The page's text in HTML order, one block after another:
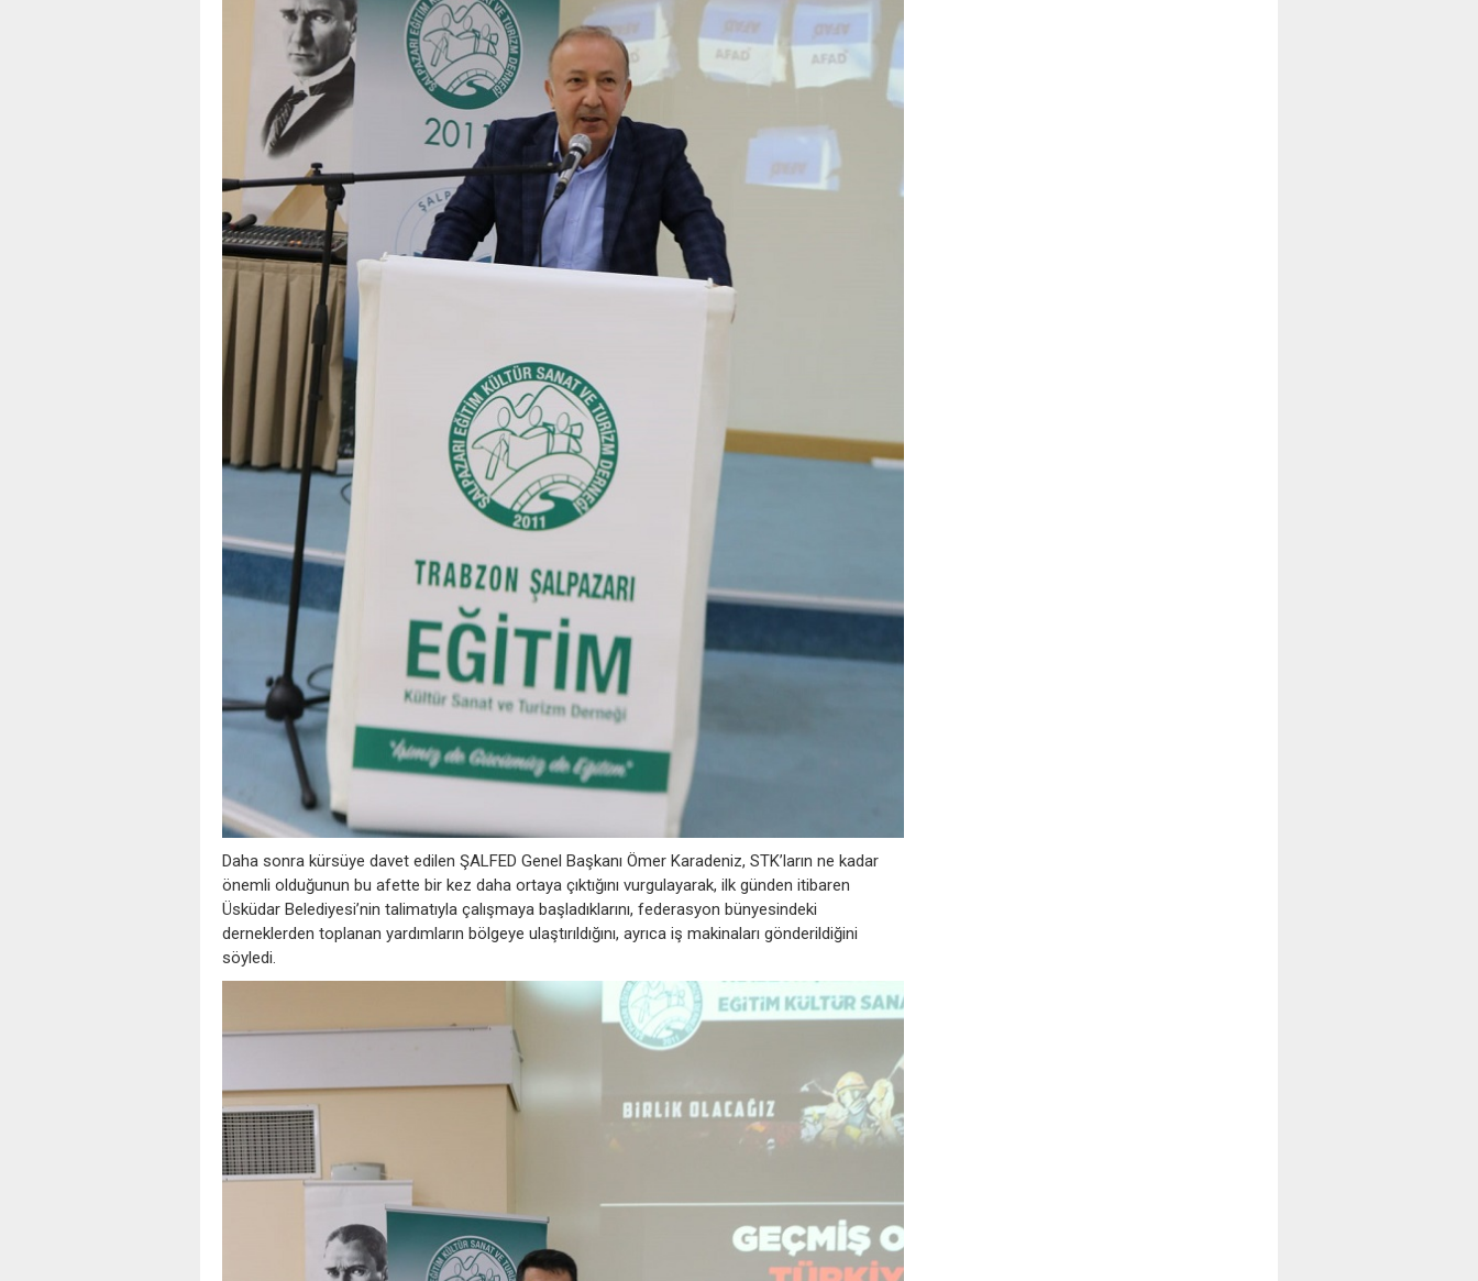
Daha sonra kürsüye davet edilen ŞALFED Genel Başkanı Ömer Karadeniz, STK’ların ne kadar
önemli olduğunun bu afette bir kez daha ortaya çıktığını vurgulayarak, ilk günden itibaren
Üsküdar Belediyesi’nin talimatıyla çalışmaya başladıklarını, federasyon bünyesindeki
derneklerden toplanan yardımların bölgeye ulaştırıldığını, ayrıca iş makinaları gönderildiğini
söyledi.